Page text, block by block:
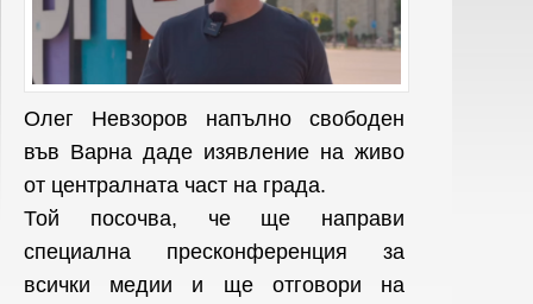
Олег Невзоров напълно свободен
във Варна даде изявление на живо
от централната част на града.
Той посочва, че ще направи
специална пресконференция за
всички медии и ще отговори на